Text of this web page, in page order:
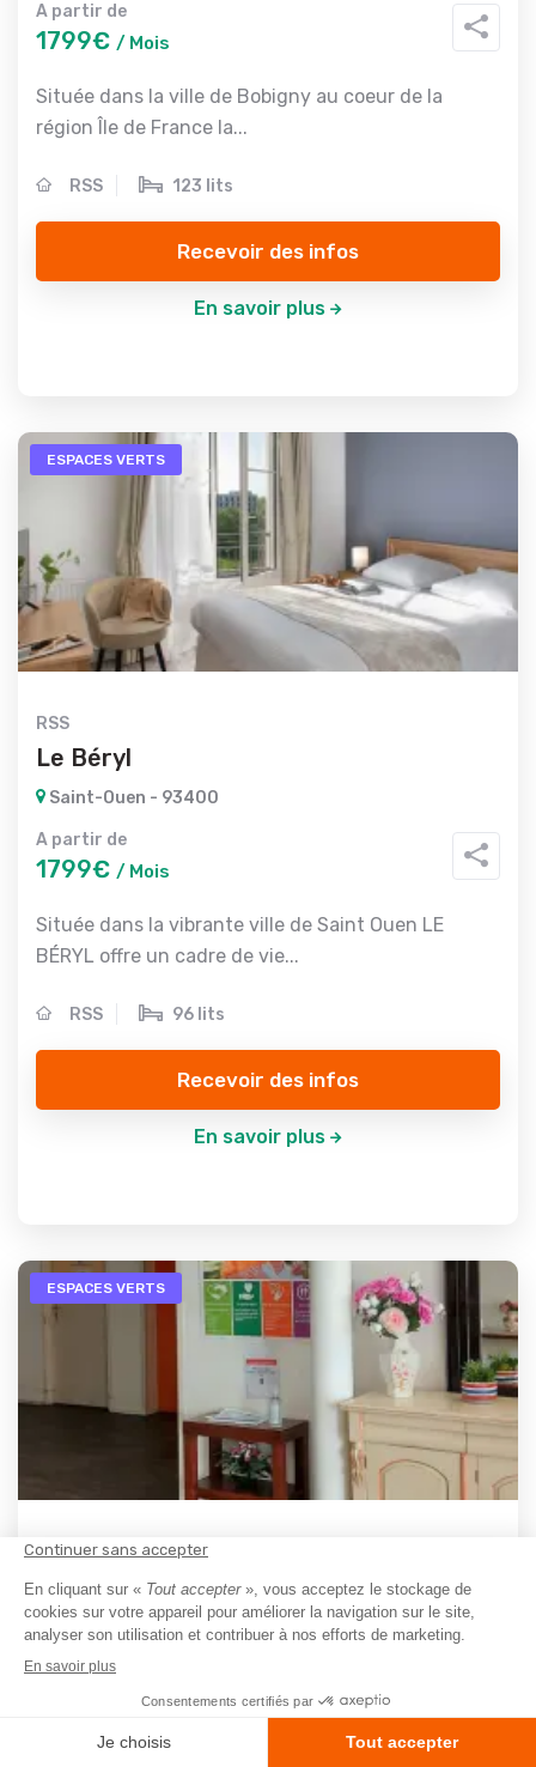
A partir de
1799€ / Mois
Située dans la ville de Bobigny au coeur de la
région Île de France la...
RSS 123 lits
Recevoir des infos
En savoir plus
ESPACES VERTS
RSS
Le Béryl
Saint-Ouen - 93400
A partir de
1799€ / Mois
Située dans la vibrante ville de Saint Ouen LE
BÉRYL offre un cadre de vie...
RSS 96 lits
Recevoir des infos
En savoir plus
ESPACES VERTS
RSS
Residence Autonomie le Vert Galant
Tremblay-en-France - 93290
A partir de
/ Mois
La RESIDENCE AUTONOMIE LE VERT GALANT se